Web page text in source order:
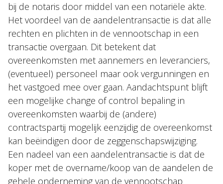
bij de notaris door middel van een notariële akte.
Het voordeel van de aandelentransactie is dat alle
rechten en plichten in de vennootschap in een
transactie overgaan. Dit betekent dat
overeenkomsten met aannemers en leveranciers,
(eventueel) personeel maar ook vergunningen en
het vastgoed mee over gaan. Aandachtspunt blijft
een mogelijke change of control bepaling in
overeenkomsten waarbij de (andere)
contractspartij mogelijk eenzijdig de overeenkomst
kan beëindigen door de zeggenschapswijziging.
Een nadeel van een aandelentransactie is dat de
koper met de overname/koop van de aandelen de
gehele onderneming van de vennootschap